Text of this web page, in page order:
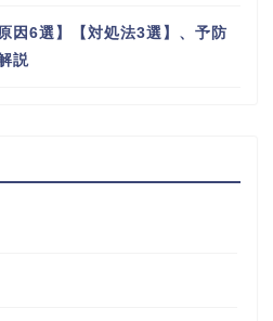
因6選】【対処法3選】、予防
説